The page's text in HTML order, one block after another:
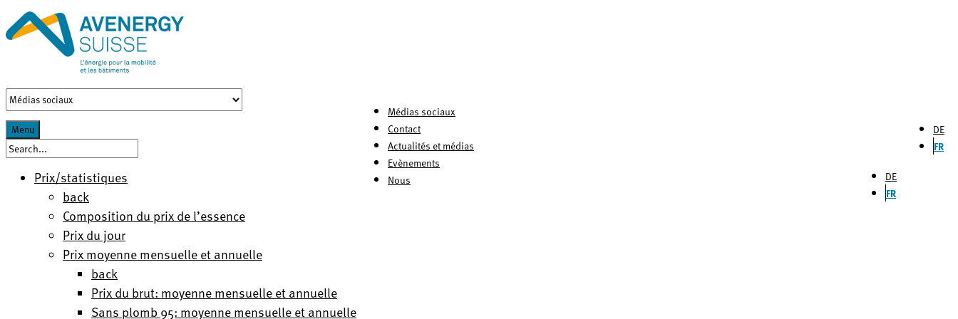
Médias sociaux
Contact
Actualités et médias
Evènements
Nous
DE
FR
Menu
DE
FR
Prix/statistiques
back
Composition du prix de l’essence
Prix du jour
Prix moyenne mensuelle et annuelle
back
Prix du brut: moyenne mensuelle et annuelle
Sans plomb 95: moyenne mensuelle et annuelle